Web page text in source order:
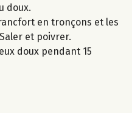
doux.
en tronçons et les
et poivrer.
doux pendant 15